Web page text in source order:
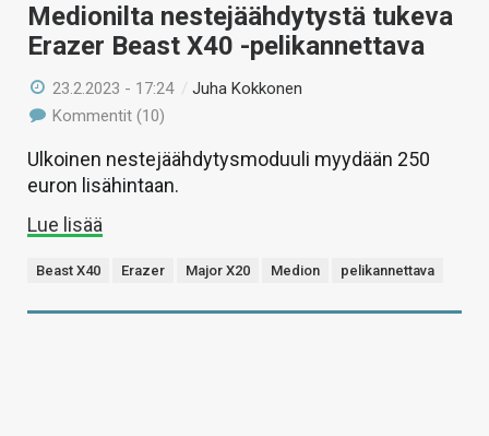
HAKU
Medionilta nestejäähdytystä tukeva
Erazer Beast X40 -pelikannettava
23.2.2023 - 17:24 /Juha Kokkonen
Kommentit (10)
Ulkoinen nestejäähdytysmoduuli myydään 250
euron lisähintaan.
Lue lisää
Beast X40 Erazer Major X20 Medion pelikannettava